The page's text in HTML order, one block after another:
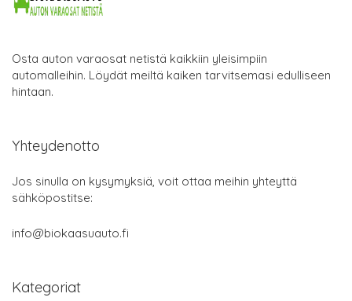
Osta auton varaosat netistä kaikkiin yleisimpiin
automalleihin. Löydät meiltä kaiken tarvitsemasi edulliseen
hintaan.
Yhteydenotto
Jos sinulla on kysymyksiä, voit ottaa meihin yhteyttä
sähköpostitse:
info@biokaasuauto.fi
Kategoriat